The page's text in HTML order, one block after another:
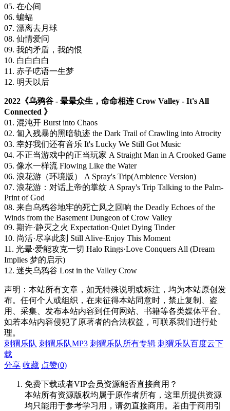
05. 在心间
06. 蝙蝠
07. 漂离去月球
08. 仙情爱问
09. 我的矛盾，我的恨
10. 白白白白
11. 赤子呓语一生梦
12. 明天以后
2022《乌鸦谷 - 晕晕众生，命命相连 Crow Valley - It's All
Connected 》
01. 混沌开 Burst into Chaos
02. 匐入残暴的黑暗轨迹 the Dark Trail of Crawling into Atrocity
03. 幸好我们还有音乐 It's Lucky We Still Got Music
04. 不正当游戏中的正当玩家 A Straight Man in A Crooked Game
05. 像水一样流 Flowing Like the Water
06. 浪花游（环境版） A Spray's Trip(Ambience Version)
07. 浪花游：对话上帝的掌纹 A Spray's Trip Talking to the Palm-
Print of God
08. 来自乌鸦谷地牢的死亡风之回响 the Deadly Echoes of the
Winds from the Basement Dungeon of Crow Valley
09. 期许·静灭之火 Expectation·Quiet Dying Tinder
10. 尚活·尽享此刻 Still Alive·Enjoy This Moment
11. 光晕·爱能攻克一切 Halo Rings·Love Conquers All (Dream
Implies 梦的启示)
12. 迷失乌鸦谷 Lost in the Valley Crow
声明：本站所有文章，如无特殊说明或标注，均为本站原创发
布。任何个人或组织，在未征得本站同意时，禁止复制、盗
用、采集、发布本站内容到任何网站、书籍等各类媒体平台。
如若本站内容侵犯了原著者的合法权益，可联系我们进行处
理。
刺猬乐队 刺猬乐队MP3 刺猬乐队所有专辑 刺猬乐队百度云下
载
分享 收藏 点赞(0)
免费下载或者VIP会员资源能否直接商用？
本站所有资源版权均属于原作者所有，这里所提供资源
均只能用于参考学习用，请勿直接商用。若由于商用引